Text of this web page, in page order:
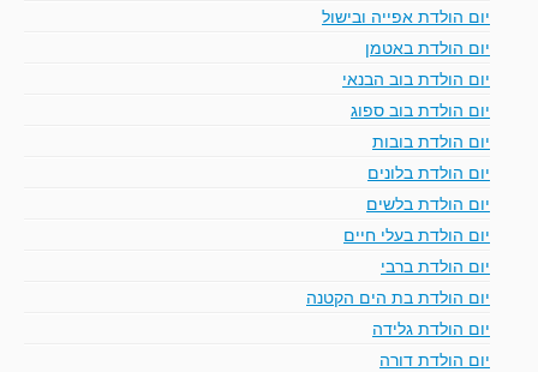
יום הולדת אפייה ובישול
יום הולדת באטמן
יום הולדת בוב הבנאי
יום הולדת בוב ספוג
יום הולדת בובות
יום הולדת בלונים
יום הולדת בלשים
יום הולדת בעלי חיים
יום הולדת ברבי
יום הולדת בת הים הקטנה
יום הולדת גלידה
יום הולדת דורה